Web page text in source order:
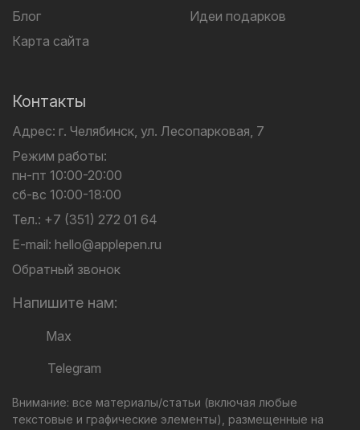
Блог
Карта сайта
Идеи подарков
Контакты
Адрес: г. Челябинск, ул. Лесопарковая, 7
Режим работы:
пн-пт 10:00-20:00
сб-вс 10:00-18:00
Тел.: +7 (351) 272 01 64
E-mail: hello@applepen.ru
Обратный звонок
Напишите нам:
Max
Telegram
Внимание: все материалы/статьи (включая любые
текстовые и графические элементы), размещенные на